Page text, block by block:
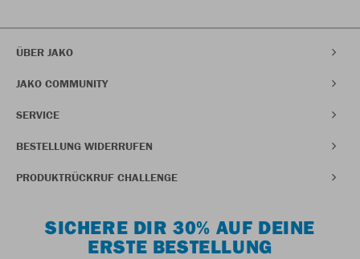
ÜBER JAKO
JAKO COMMUNITY
SERVICE
BESTELLUNG WIDERRUFEN
PRODUKTRÜCKRUF CHALLENGE
SICHERE DIR 30% AUF DEINE
ERSTE BESTELLUNG